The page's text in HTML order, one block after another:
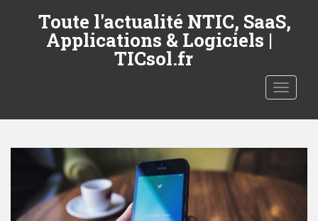
a
Toute l'actualité NTIC, SaaS,
Applications & Logiciels |
TICsol.fr